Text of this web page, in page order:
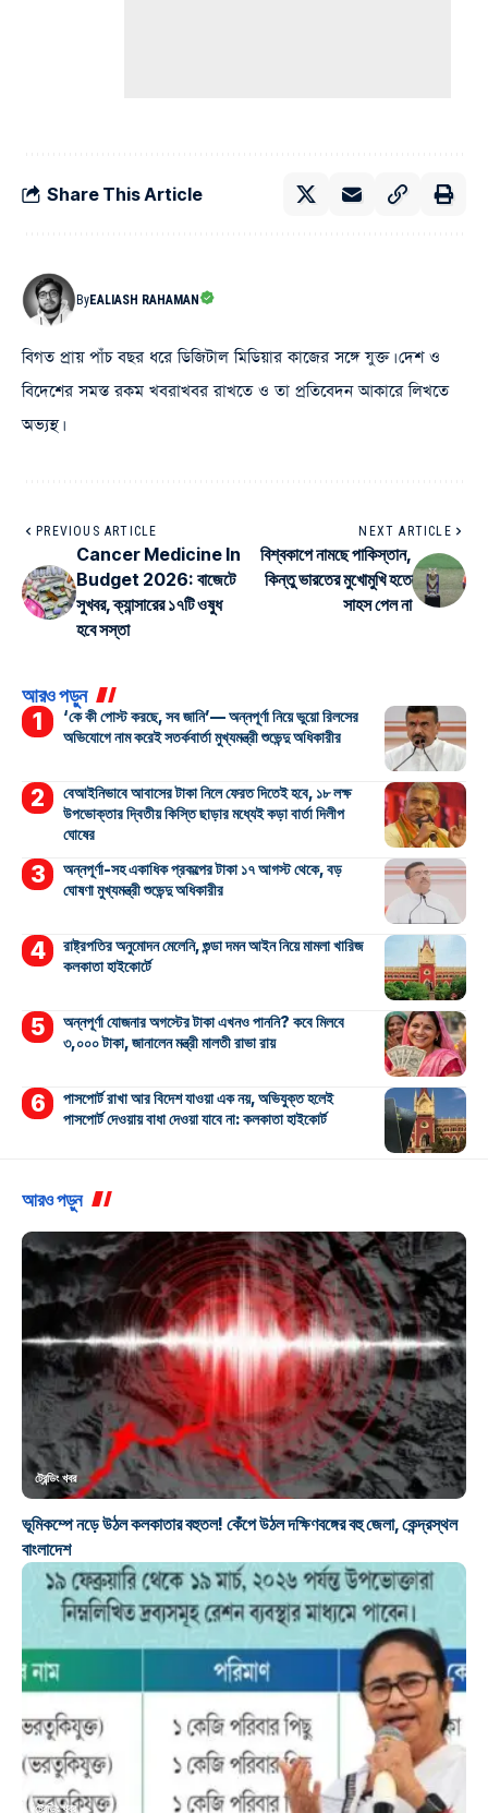
Share This Article
ByEALIASH RAHAMAN
বিগত প্রায় পাঁচ বছর ধরে ডিজিটাল মিডিয়ার কাজের সঙ্গে যুক্ত। দেশ ও
বিদেশের সমস্ত রকম খবরাখবর রাখতে ও তা প্রতিবেদন আকারে লিখতে
অভ্যস্থ।
PREVIOUS ARTICLE
Cancer Medicine In
Budget 2026: বাজেটে
সুখবর, ক্যান্সারের ১৭টি ওষুধ
হবে সস্তা
NEXT ARTICLE
বিশ্বকাপে নামছে পাকিস্তান,
কিন্তু ভারতের মুখোমুখি হতে
সাহস পেল না
আরও পড়ুন
‘কে কী পোস্ট করছে, সব জানি’— অন্নপূর্ণা নিয়ে ভুয়ো রিলসের
অভিযোগে নাম করেই সতর্কবার্তা মুখ্যমন্ত্রী শুভেন্দু অধিকারীর
বেআইনিভাবে আবাসের টাকা নিলে ফেরত দিতেই হবে, ১৮ লক্ষ
উপভোক্তার দ্বিতীয় কিস্তি ছাড়ার মধ্যেই কড়া বার্তা দিলীপ
ঘোষের
অন্নপূর্ণা-সহ একাধিক প্রকল্পের টাকা ১৭ আগস্ট থেকে, বড়
ঘোষণা মুখ্যমন্ত্রী শুভেন্দু অধিকারীর
রাষ্ট্রপতির অনুমোদন মেলেনি, গুন্ডা দমন আইন নিয়ে মামলা খারিজ
কলকাতা হাইকোর্টে
অন্নপূর্ণা যোজনার অগস্টের টাকা এখনও পাননি? কবে মিলবে
৩,০০০ টাকা, জানালেন মন্ত্রী মালতী রাভা রায়
পাসপোর্ট রাখা আর বিদেশ যাওয়া এক নয়, অভিযুক্ত হলেই
পাসপোর্ট দেওয়ায় বাধা দেওয়া যাবে না: কলকাতা হাইকোর্ট
আরও পড়ুন
ট্রেন্ডিং খবর
ভূমিকম্পে নড়ে উঠল কলকাতার বহুতল! কেঁপে উঠল দক্ষিণবঙ্গের বহু জেলা, কেন্দ্রস্থল
বাংলাদেশ
ট্রেন্ডিং খবর